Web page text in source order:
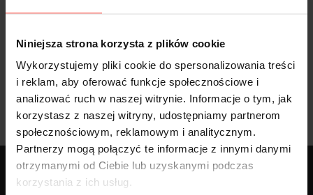
Niniejsza strona korzysta z plików cookie
Wykorzystujemy pliki cookie do spersonalizowania treści
i reklam, aby oferować funkcje społecznościowe i
analizować ruch w naszej witrynie. Informacje o tym, jak
korzystasz z naszej witryny, udostępniamy partnerom
społecznościowym, reklamowym i analitycznym.
Partnerzy mogą połączyć te informacje z innymi danymi
otrzymanymi od Ciebie lub uzyskanymi podczas
korzystania z ich usług.